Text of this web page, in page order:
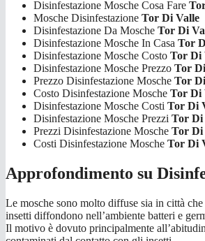
Disinfestazione Mosche Cosa Fare
Mosche Disinfestazione Tor Di Valle
Disinfestazione Da Mosche Tor Di
Disinfestazione Mosche In Casa Tor
Disinfestazione Mosche Costo Tor Di
Disinfestazione Mosche Prezzo Tor
Prezzo Disinfestazione Mosche Tor
Costo Disinfestazione Mosche Tor Di
Disinfestazione Mosche Costi Tor Di
Disinfestazione Mosche Prezzi Tor Di
Prezzi Disinfestazione Mosche Tor Di
Costi Disinfestazione Mosche Tor Di
Approfondimento su
Le mosche sono molto diffuse sia in città
insetti diffondono nell’ambiente batteri e
Il motivo è dovuto principalmente